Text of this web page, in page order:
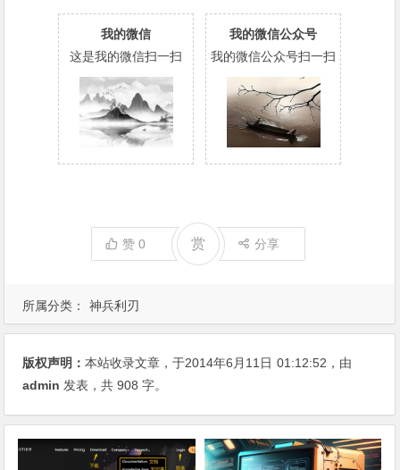
所属分类： 神兵利刃
我的微信
这是我的微信扫一扫
我的微信公众号
我的微信公众号扫一扫
赞0 赏 分享
版权声明：本站收录文章，于2014年6月11日 01:12:52 ，由
admin 发表，共 908 字。